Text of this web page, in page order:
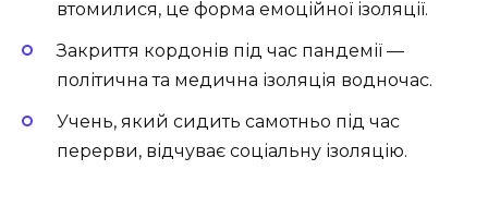
втомилися, це форма емоційної ізоляції.
Закриття кордонів під час пандемії —
політична та медична ізоляція водночас.
Учень, який сидить самотньо під час
перерви, відчуває соціальну ізоляцію.